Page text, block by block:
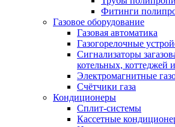
Фитинги
Газовое оборудование
Газовая автоматика
Газогорелочные
Сигнализаторы
котельных, коттеджей
Электромагнитные
Счётчики газа
Кондиционеры
Сплит-системы
Кассетные